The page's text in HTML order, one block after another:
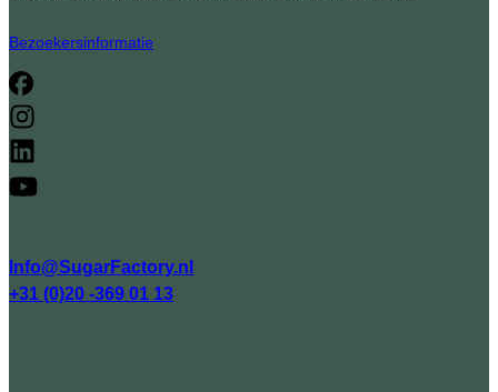
Bezoekersinformatie
Info@SugarFactory.nl
+31 (0)20 -369 01 13